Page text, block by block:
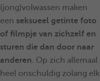
(jong)volwassen maken
een seksueel getinte foto
of filmpje van zichzelf en
sturen die dan door naar
anderen. Op zich allemaal
heel onschuldig zolang elk